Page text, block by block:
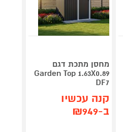
מחסן מתכת דגם
Garden Top 1.63X0.89
DF7
קנה עכשיו
ב-₪949